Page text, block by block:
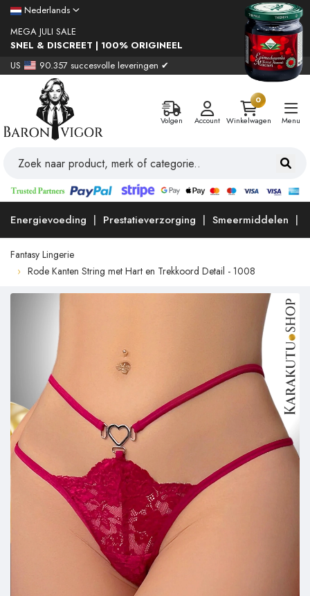
Nederlands
MEGA JULI SALE
SNEL & DISCREET | 100% ORIGINEEL
US
90.357 succesvolle leveringen ✔
Volgen Account
0
Winkelwagen
Menu
Energievoeding Prestatieverzorging Smeermiddelen
Fantasy Lingerie
Rode Kanten String met Hart en Trekkoord Detail - 1008